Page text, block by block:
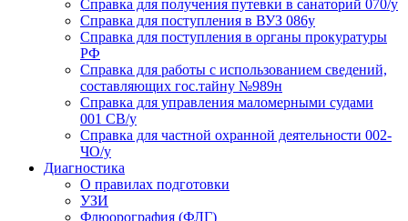
Справка для получения путевки в санаторий 070/у
Справка для поступления в ВУЗ 086у
Справка для поступления в органы прокуратуры
РФ
Справка для работы с использованием сведений,
составляющих гос.тайну №989н
Справка для управления маломерными судами
001 СВ/у
Справка для частной охранной деятельности 002-
ЧО/у
Диагностика
О правилах подготовки
УЗИ
Флюорография (ФЛГ)